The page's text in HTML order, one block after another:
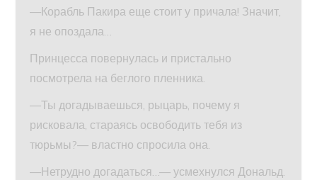
—Корабль Пакира еще стоит у причала! Значит,
я не опоздала…
Принцесса повернулась и пристально
посмотрела на беглого пленника.
—Ты догадываешься, рыцарь, почему я
рисковала, стараясь освободить тебя из
тюрьмы?— властно спросила она.
—Нетрудно догадаться…— усмехнулся Дональд.